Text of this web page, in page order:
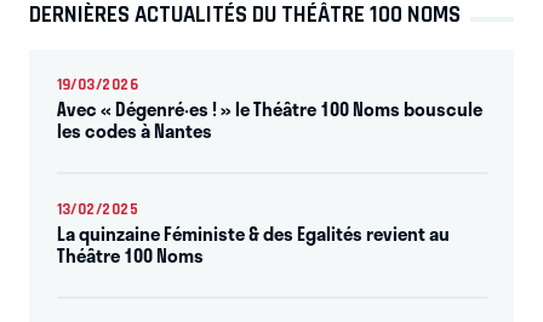
DERNIÈRES ACTUALITÉS DU THÉÂTRE 100 NOMS
19/03/2026
Avec « Dégenré·es ! » le Théâtre 100 Noms bouscule
les codes à Nantes
13/02/2025
La quinzaine Féministe & des Egalités revient au
Théâtre 100 Noms